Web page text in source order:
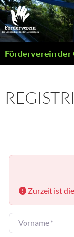
Zum
Inhalt
springen
Zurzeit ist
Vorname